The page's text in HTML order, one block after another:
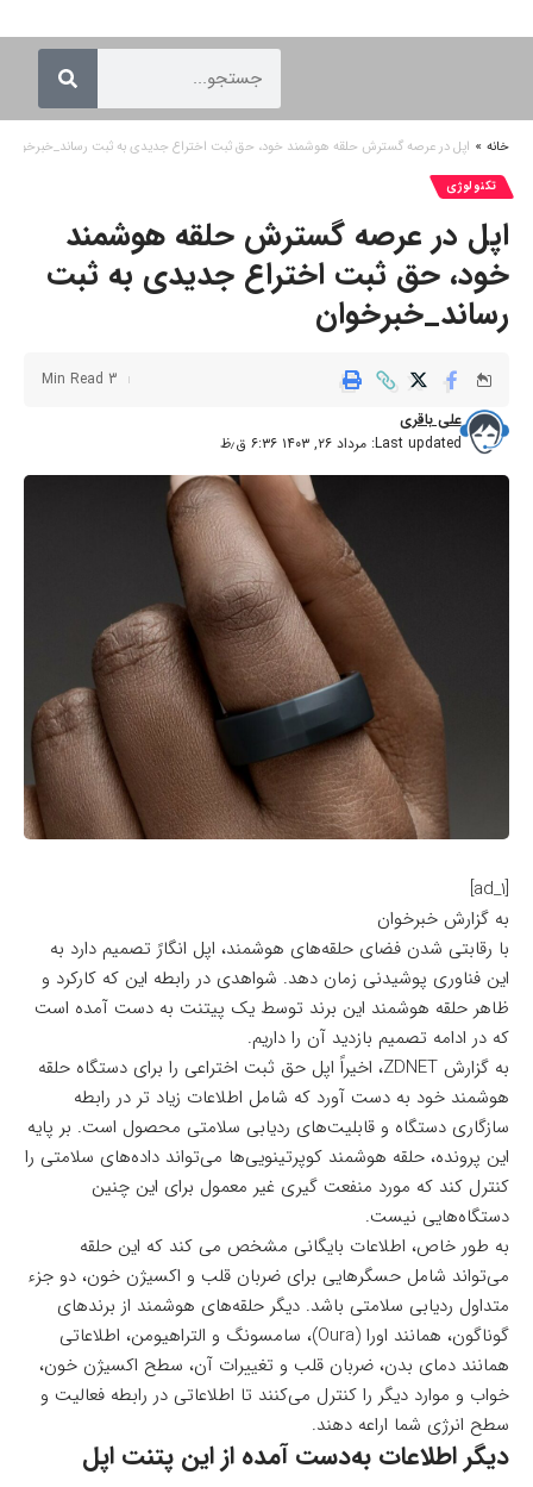
خانه » اپل در عرصه گسترش حلقه هوشمند خود، حق ثبت اختراع جدیدی به ثبت رساند_خبرخوان
تکنولوژی
اپل در عرصه گسترش حلقه هوشمند
خود، حق ثبت اختراع جدیدی به ثبت
رساند_خبرخوان
Last updated: مرداد ۲۶, ۱۴۰۳ ۶:۳۶ ق٫ظ
علی باقری
3 Min Read
[ad_1]
به گزارش خبرخوان
با رقابتی شدن فضای حلقه‌های هوشمند، اپل انگارً تصمیم دارد به
این فناوری پوشیدنی زمان دهد. شواهدی در رابطه این که کارکرد و
ظاهر حلقه هوشمند این برند توسط یک پیتنت به دست آمده است
که در ادامه تصمیم بازدید آن را داریم.
به گزارش ZDNET، اخیراً اپل حق ثبت اختراعی را برای دستگاه حلقه
هوشمند خود به دست آورد که شامل اطلاعات زیاد تر در رابطه
سازگاری دستگاه و قابلیت‌های ردیابی سلامتی محصول است. بر پایه
این پرونده، حلقه هوشمند کوپرتینویی‌ها می‌تواند داده‌های سلامتی را
کنترل کند که مورد منفعت گیری غیر معمول برای این چنین
دستگاه‌هایی نیست.
به طور خاص، اطلاعات بایگانی مشخص می کند که این حلقه
می‌تواند شامل حسگرهایی برای ضربان قلب و اکسیژن خون، دو جزء
متداول ردیابی سلامتی باشد. دیگر حلقه‌های هوشمند از برندهای
گوناگون، همانند اورا (Oura)، سامسونگ و التراهیومن، اطلاعاتی
همانند دمای بدن، ضربان قلب و تغییرات آن، سطح اکسیژن خون،
خواب و موارد دیگر را کنترل می‌کنند تا اطلاعاتی در رابطه فعالیت و
سطح انرژی شما اراعه دهند.
دیگر اطلاعات به‌دست آمده از این پتنت اپل